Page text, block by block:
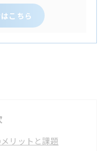
こちら
リットと課題